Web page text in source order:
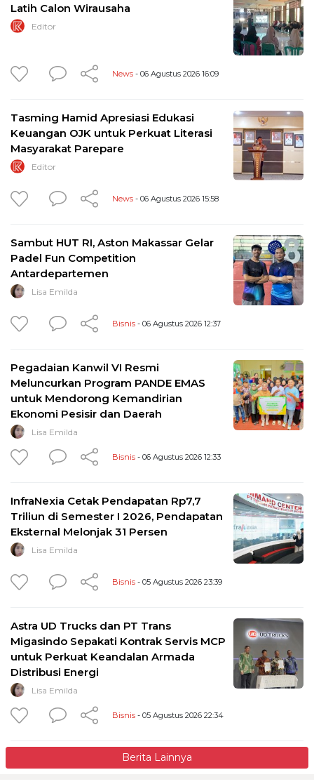
Latih Calon Wirausaha
Editor
News - 06 Agustus 2026 16:09
Tasming Hamid Apresiasi Edukasi
Keuangan OJK untuk Perkuat Literasi
Masyarakat Parepare
Editor
News - 06 Agustus 2026 15:58
Sambut HUT RI, Aston Makassar Gelar
Padel Fun Competition
Antardepartemen
Lisa Emilda
Bisnis - 06 Agustus 2026 12:37
Pegadaian Kanwil VI Resmi
Meluncurkan Program PANDE EMAS
untuk Mendorong Kemandirian
Ekonomi Pesisir dan Daerah
Lisa Emilda
Bisnis - 06 Agustus 2026 12:33
InfraNexia Cetak Pendapatan Rp7,7
Triliun di Semester I 2026, Pendapatan
Eksternal Melonjak 31 Persen
Lisa Emilda
Bisnis - 05 Agustus 2026 23:39
Astra UD Trucks dan PT Trans
Migasindo Sepakati Kontrak Servis MCP
untuk Perkuat Keandalan Armada
Distribusi Energi
Lisa Emilda
Bisnis - 05 Agustus 2026 22:34
Berita Lainnya